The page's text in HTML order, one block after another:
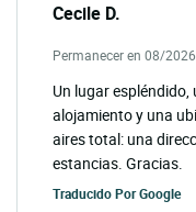
Cecile D.
Permanecer en 08/2026
Un lugar
alojamiento y una
aires total: una
estancias. Gracias.
Traducido PorGoogle